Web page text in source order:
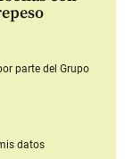
parte del Grupo
datos